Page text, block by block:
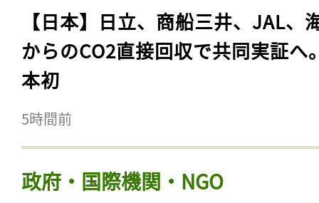
【日本】日立、商船三井、JAL、
からのCO2直接回収で共同実証へ
本初
5時間前
政府・国際機関・NGO